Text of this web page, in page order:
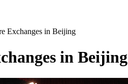
Exchanges in Beijing
in Beijing